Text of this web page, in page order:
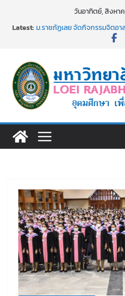
วันอาทิตย์, สิงหา
Latest:ม.ราชภัฏเลย จัดกิจกรรมจิตอ
เงินรายได้
ม.ราชภัฏเลย จัดมหกรรมวิชาก
นักเรียนมัธยมปลายค้นหาสาขา
อธิการบดี มรภ.เลย ร่วมประชุม
ประจำปีงบประมาณ พ.ศ. 2570
๑,๙๗๒ ชุด โดยวิธีเฉพาะเจาะจง